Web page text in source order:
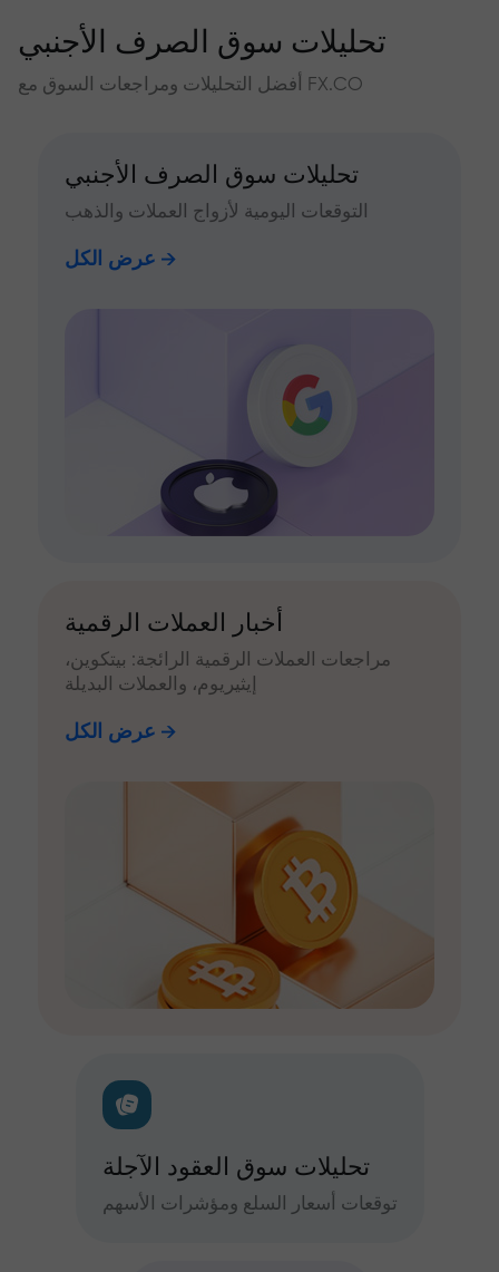
تحليلات سوق الصرف الأجنبي
أفضل التحليلات ومراجعات السوق مع FX.CO
تحليلات سوق الصرف الأجنبي
التوقعات اليومية لأزواج العملات والذهب
عرض الكل
أخبار العملات الرقمية
مراجعات العملات الرقمية الرائجة: بيتكوين،
إيثيريوم، والعملات البديلة
عرض الكل
تحليلات سوق العقود الآجلة
توقعات أسعار السلع ومؤشرات الأسهم